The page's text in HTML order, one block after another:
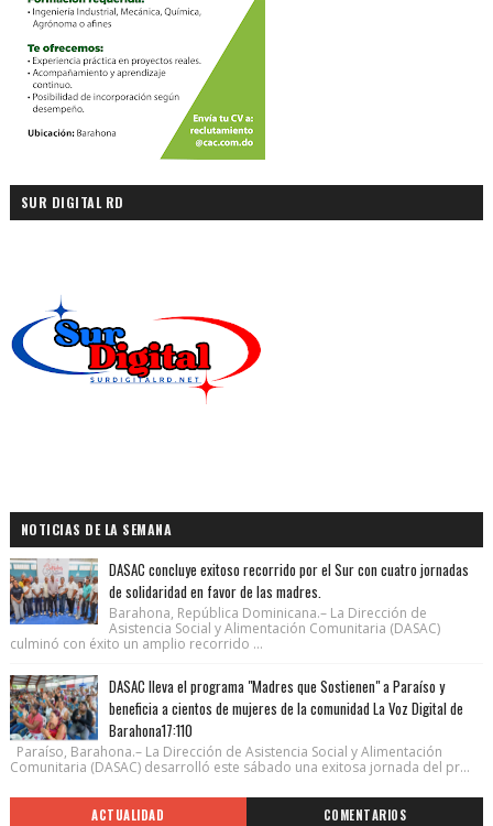
SUR DIGITAL RD
NOTICIAS DE LA SEMANA
DASAC concluye exitoso recorrido por el Sur con cuatro jornadas
de solidaridad en favor de las madres.
Barahona, República Dominicana.– La Dirección de
Asistencia Social y Alimentación Comunitaria (DASAC)
culminó con éxito un amplio recorrido ...
DASAC lleva el programa "Madres que Sostienen" a Paraíso y
beneficia a cientos de mujeres de la comunidad La Voz Digital de
Barahona17:110
Paraíso, Barahona.– La Dirección de Asistencia Social y Alimentación
Comunitaria (DASAC) desarrolló este sábado una exitosa jornada del pr...
ACTUALIDAD COMENTARIOS